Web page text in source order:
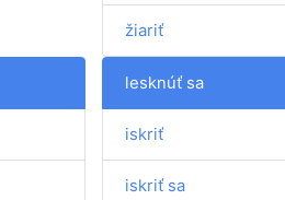
žiariť
lesknúť sa
iskriť
iskriť sa